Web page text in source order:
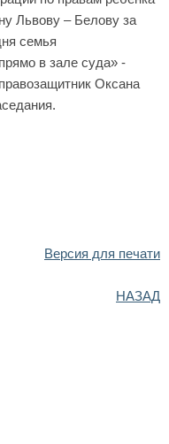
Львову – Белову за
семья
в зале суда» -
Оксана
Версия для печати
НАЗАД